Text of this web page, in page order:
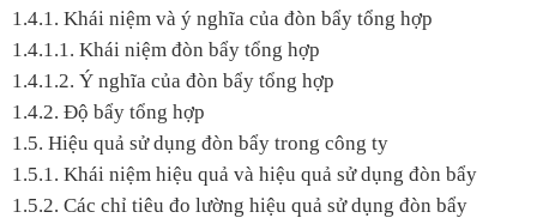
1.4.1. Khái niệm và ý nghĩa của đòn bẩy tổng hợp
1.4.1.1. Khái niệm đòn bẩy tổng hợp
1.4.1.2. Ý nghĩa của đòn bẩy tổng hợp
1.4.2. Độ bẩy tổng hợp
1.5. Hiệu quả sử dụng đòn bẩy trong công ty
1.5.1. Khái niệm hiệu quả và hiệu quả sử dụng đòn bẩy
1.5.2. Các chỉ tiêu đo lường hiệu quả sử dụng đòn bẩy